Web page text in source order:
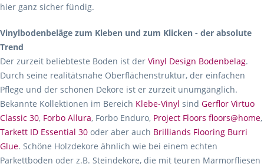
hier ganz sicher fündig.
Vinylbodenbeläge zum Kleben und zum Klicken - der absolute
Trend
Der zurzeit beliebteste Boden ist der Vinyl Design Bodenbelag.
Durch seine realitätsnahe Oberflächenstruktur, der einfachen
Pflege und der schönen Dekore ist er zurzeit unumgänglich.
Bekannte Kollektionen im Bereich Klebe-Vinyl sind Gerflor Virtuo
Classic 30, Forbo Allura, Forbo Enduro, Project Floors floors@home,
Tarkett ID Essential 30 oder aber auch Brilliands Flooring Burri
Glue. Schöne Holzdekore ähnlich wie bei einem echten
Parkettboden oder z.B. Steindekore, die mit teuren Marmorfliesen